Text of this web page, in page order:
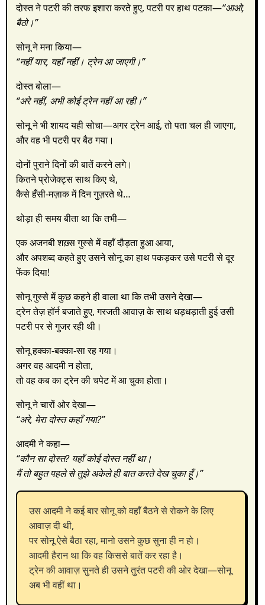
दोस्त ने पटरी की तरफ इशारा करते हुए, पटरी पर हाथ पटका—“आओ,
बैठो।”
सोनू ने मना किया—
“नहीं यार, यहाँ नहीं। ट्रेन आ जाएगी।”
दोस्त बोला—
“अरे नहीं, अभी कोई ट्रेन नहीं आ रही।”
सोनू ने भी शायद यही सोचा—अगर ट्रेन आई, तो पता चल ही जाएगा,
और वह भी पटरी पर बैठ गया।
दोनों पुराने दिनों की बातें करने लगे।
कितने प्रोजेक्ट्स साथ किए थे,
कैसे हँसी-मज़ाक में दिन गुज़रते थे…
थोड़ा ही समय बीता था कि तभी—
एक अजनबी शख़्स गुस्से में वहाँ दौड़ता हुआ आया,
और अपशब्द कहते हुए उसने सोनू का हाथ पकड़कर उसे पटरी से दूर
फेंक दिया!
सोनू गुस्से में कुछ कहने ही वाला था कि तभी उसने देखा—
ट्रेन तेज़ हॉर्न बजाते हुए, गरजती आवाज़ के साथ धड़धड़ाती हुई उसी
पटरी पर से गुजर रही थी।
सोनू हक्का-बक्का-सा रह गया।
अगर वह आदमी न होता,
तो वह कब का ट्रेन की चपेट में आ चुका होता।
सोनू ने चारों ओर देखा—
“अरे, मेरा दोस्त कहाँ गया?”
आदमी ने कहा—
“कौन सा दोस्त? यहाँ कोई दोस्त नहीं था।
मैं तो बहुत पहले से तुझे अकेले ही बात करते देख चुका हूँ।”
उस आदमी ने कई बार सोनू को वहाँ बैठने से रोकने के लिए
आवाज़ दी थी,
पर सोनू ऐसे बैठा रहा, मानो उसने कुछ सुना ही न हो।
आदमी हैरान था कि वह किससे बातें कर रहा है।
ट्रेन की आवाज़ सुनते ही उसने तुरंत पटरी की ओर देखा—सोनू
अब भी वहीं था।